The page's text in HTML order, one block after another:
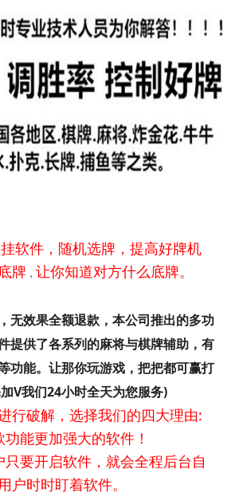
软件，随机选牌，提高好牌机
牌 ， 让你知道对方什么底牌。
无效果全额退款，本公司推出的多功
提供了各系列的麻将与棋牌辅助，有
功能。让那你玩游戏，把把都可赢打
V我们24小时全天为您服务)
行破解，选择我们的四大理由:
能更加强大的软件！
要开启软件，就会全程后台自
户时时盯着软件。